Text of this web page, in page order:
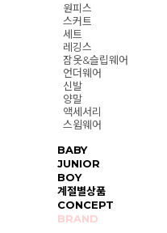
원피스
스커트
세트
레깅스
잠옷&슬립웨어
언더웨어
신발
양말
액세서리
스윔웨어
BABY
JUNIOR
BOY
계절별상품
CONCEPT
BRAND